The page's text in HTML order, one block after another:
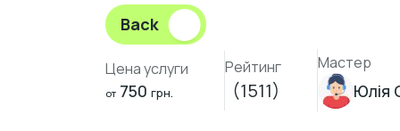
Back
Цена услуги
от 750 грн.
Рейтинг
(1511)
Мастер
Юлія